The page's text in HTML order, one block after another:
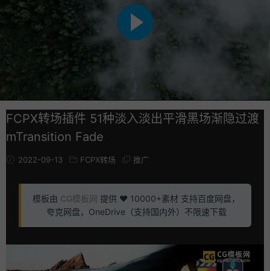
FCPX转场插件 51种淡入淡出平滑黑场渐隐过渡
mTransition Fade
2022-09-13 FCPX转场 推广
模板由 CG模板网 提供 ❤️ 10000+素材 支持百度网盘，
夸克网盘，OneDrive（支持国内外）不限速下载